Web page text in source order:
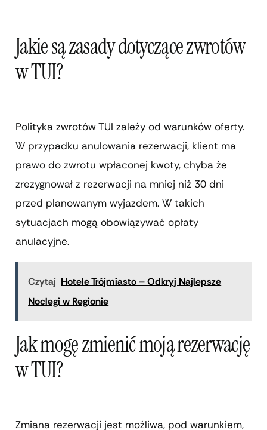
Jakie są zasady dotyczące zwrotów
w TUI?
Polityka zwrotów TUI zależy od warunków oferty.
W przypadku anulowania rezerwacji, klient ma
prawo do zwrotu wpłaconej kwoty, chyba że
zrezygnował z rezerwacji na mniej niż 30 dni
przed planowanym wyjazdem. W takich
sytuacjach mogą obowiązywać opłaty
anulacyjne.
Czytaj Hotele Trójmiasto – Odkryj Najlepsze
Noclegi w Regionie
Jak mogę zmienić moją rezerwację
w TUI?
Zmiana rezerwacji jest możliwa, pod warunkiem,